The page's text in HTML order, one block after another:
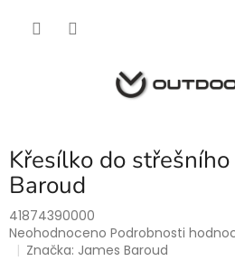
Křesílko do
Baroud
41874390000
Průměrné
hodnocení
Neohodnoceno Podrobnosti
Značka: James Baroud